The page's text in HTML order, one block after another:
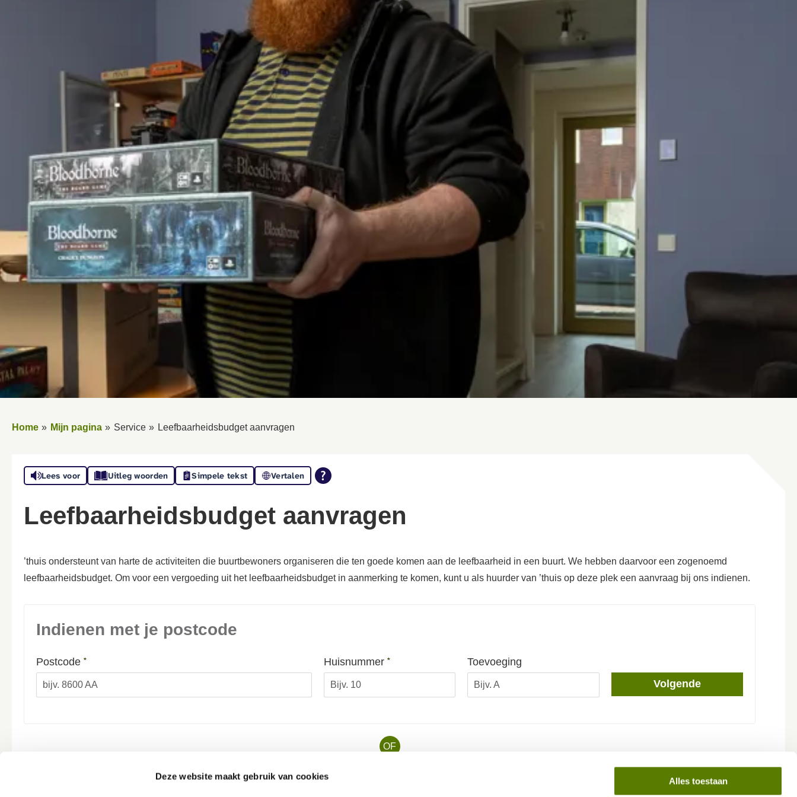
Deze website maakt gebruik van cookies Alles toestaan
Home Mijn pagina Service Leefbaarheidsbudget aanvragen
Lees voor Uitleg woorden Simpele tekst Vertalen
Leefbaarheidsbudget aanvragen
’thuis ondersteunt van harte de activiteiten die buurtbewoners organiseren die ten goede komen aan de leefbaarheid in een buurt. We hebben daarvoor een zogenoemd
leefbaarheidsbudget. Om voor een vergoeding uit het leefbaarheidsbudget in aanmerking te komen, kunt u als huurder van ’thuis op deze plek een aanvraag bij ons indienen.
Indienen met je postcode
Postcode * Huisnummer *
Toevoeging
Volgende
OF